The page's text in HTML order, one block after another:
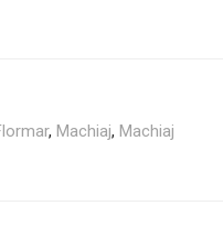
, Machiaj, Machiaj